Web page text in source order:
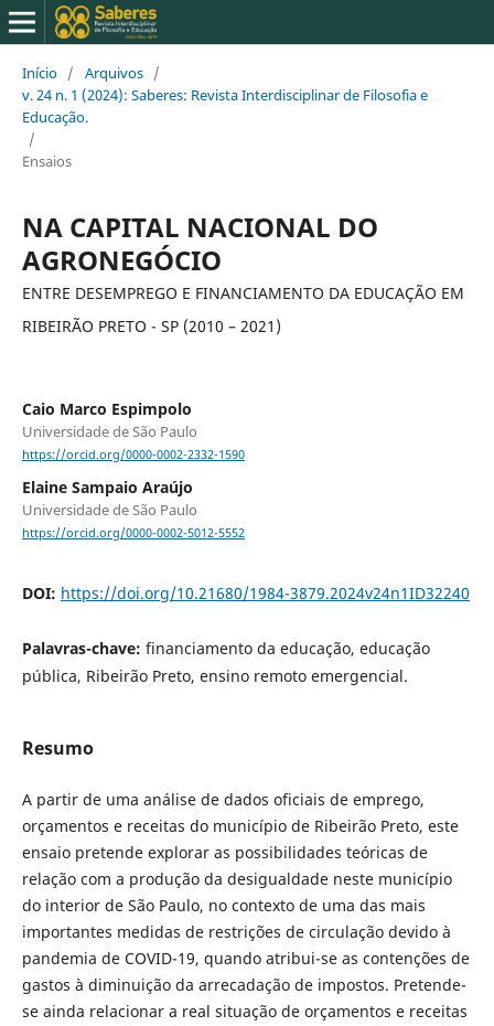
Início / Arquivos /
v. 24 n. 1 (2024): Saberes: Revista Interdisciplinar de Filosofia e
Educação.
/
Ensaios
NA CAPITAL NACIONAL DO
AGRONEGÓCIO
ENTRE DESEMPREGO E FINANCIAMENTO DA EDUCAÇÃO EM
RIBEIRÃO PRETO - SP (2010 – 2021)
Caio Marco Espimpolo
Universidade de São Paulo
https://orcid.org/0000-0002-2332-1590
Elaine Sampaio Araújo
Universidade de São Paulo
https://orcid.org/0000-0002-5012-5552
DOI: https://doi.org/10.21680/1984-3879.2024v24n1ID32240
Palavras-chave: financiamento da educação, educação
pública, Ribeirão Preto, ensino remoto emergencial.
Resumo
A partir de uma análise de dados oficiais de emprego,
orçamentos e receitas do município de Ribeirão Preto, este
ensaio pretende explorar as possibilidades teóricas de
relação com a produção da desigualdade neste município
do interior de São Paulo, no contexto de uma das mais
importantes medidas de restrições de circulação devido à
pandemia de COVID-19, quando atribui-se as contenções de
gastos à diminuição da arrecadação de impostos. Pretende-
se ainda relacionar a real situação de orçamentos e receitas